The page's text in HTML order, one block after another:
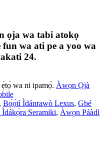
ọja wa tabi atokọ
fun wa ati pe a yoo wa
24.
wa ni ipamọ́. Àwọn Ọjà
, Bọ́ọ̀tì Ìdánrawò Lexus, Gbé
Seramiki, Àwọn Páàdì